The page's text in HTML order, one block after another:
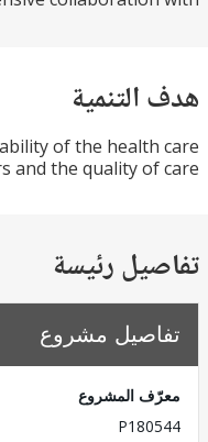
of the
sectors and the quality
رئيسة
مشروع
المشروع